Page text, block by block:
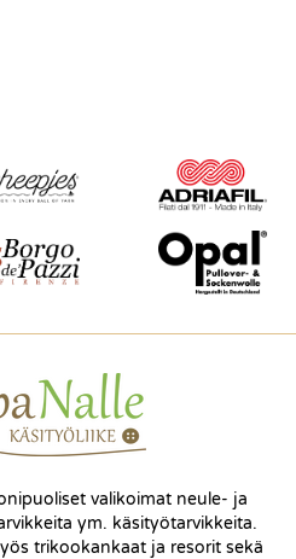
valikoimat neule- ja
ym. käsityötarvikkeita.
trikookankaat ja resorit sekä